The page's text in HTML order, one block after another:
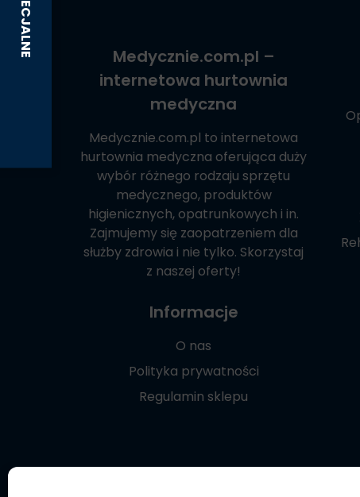
Medycznie.com.pl –
internetowa hurtownia
medyczna
Medycznie.com.pl to internetowa
hurtownia medyczna oferująca duży
wybór różnego rodzaju sprzętu
medycznego, produktów
higienicznych, opatrunkowych i in.
Zajmujemy się zaopatrzeniem dla
służby zdrowia i nie tylko. Skorzystaj
z naszej oferty!
Informacje
O nas
Polityka prywatności
Regulamin sklepu